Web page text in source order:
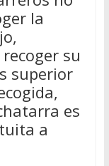
la
su
superior
es
a